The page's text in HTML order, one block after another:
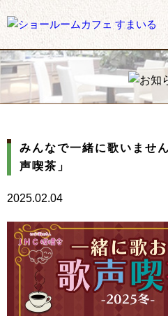
みんなで一緒に歌いませ
声喫茶」
2025.02.04